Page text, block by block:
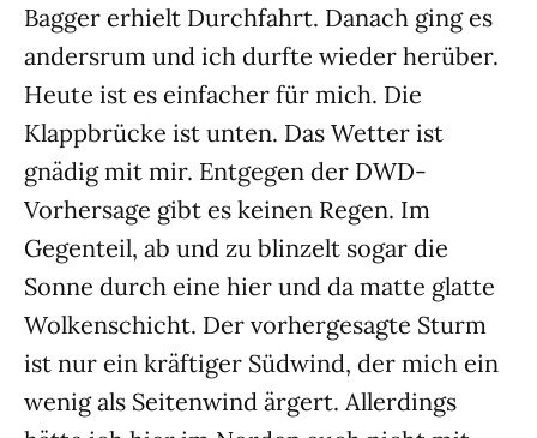
Bagger erhielt Durchfahrt. Danach ging es
andersrum und ich durfte wieder herüber.
Heute ist es einfacher für mich. Die
Klappbrücke ist unten. Das Wetter ist
gnädig mit mir. Entgegen der DWD-
Vorhersage gibt es keinen Regen. Im
Gegenteil, ab und zu blinzelt sogar die
Sonne durch eine hier und da matte glatte
Wolkenschicht. Der vorhergesagte Sturm
ist nur ein kräftiger Südwind, der mich ein
wenig als Seitenwind ärgert. Allerdings